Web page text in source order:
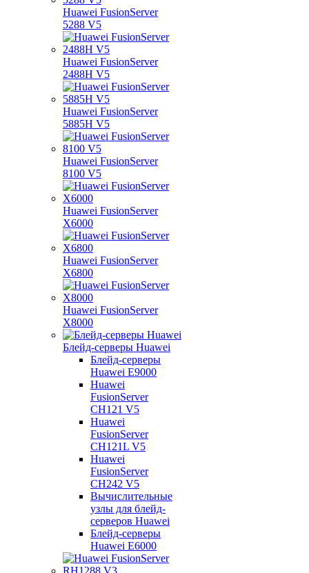
Huawei FusionServer
5288 V5
Huawei FusionServer
2488H V5
Huawei FusionServer
5885H V5
Huawei FusionServer
8100 V5
Huawei FusionServer
X6000
Huawei FusionServer
X6800
Huawei FusionServer
X8000
Блейд-серверы Huawei
Блейд-серверы
Huawei E9000
Huawei
FusionServer
CH121 V5
Huawei
FusionServer
CH121L V5
Huawei
FusionServer
CH242 V5
Вычислительные
узлы для блейд-
серверов Huawei
Блейд-серверы
Huawei E6000